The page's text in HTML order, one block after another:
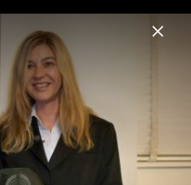
Menu
Videos Fotos Biografie